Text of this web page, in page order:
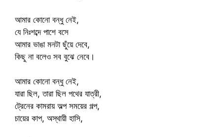
আমার কোনো বন্ধু নেই,
যে নিঃশব্দে পাশে বসে
আমার ভাঙা মনটা ছুঁয়ে দেবে,
কিছু না বলেও সব বুঝে নেবে।
আমার কোনো বন্ধু নেই,
যারা ছিল, তারা ছিল পথের যাত্রী,
ট্রেনের কামরায় অল্প সময়ের গল্প,
চায়ের কাপ, অস্থায়ী হাসি,